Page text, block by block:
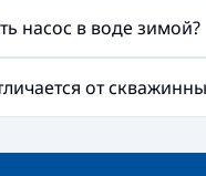
насос в воде зимой?
от